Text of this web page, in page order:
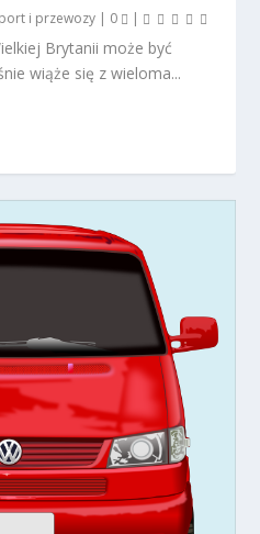
i przewozy | 0 |
Brytanii może być
wiąże się z wieloma...